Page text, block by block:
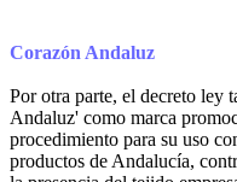
Corazón Andaluz
Por otra parte, el decreto ley
Andaluz' como marca
procedimiento para su uso
productos de Andalucía,